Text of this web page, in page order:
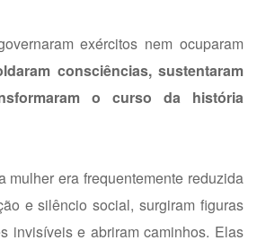
exércitos nem ocuparam
consciências, sustentaram
o curso da história
mulher era frequentemente reduzida
e silêncio social, surgiram figuras
invisíveis e abriram caminhos. Elas